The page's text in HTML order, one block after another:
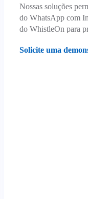
Nossas soluções
do WhatsApp com
do WhistleOn para
Solicite uma